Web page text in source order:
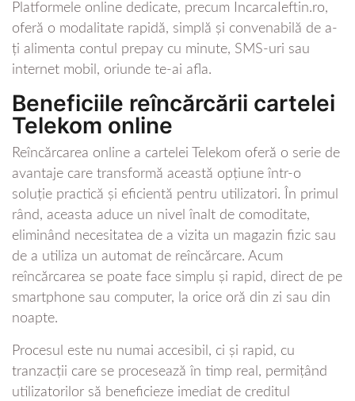
Platformele online dedicate, precum IncarcaIeftin.ro,
oferă o modalitate rapidă, simplă și convenabilă de a-
ți alimenta contul prepay cu minute, SMS-uri sau
internet mobil, oriunde te-ai afla.
Beneficiile reîncărcării cartelei
Telekom online
Reîncărcarea online a cartelei Telekom oferă o serie de
avantaje care transformă această opțiune într-o
soluție practică și eficientă pentru utilizatori. În primul
rând, aceasta aduce un nivel înalt de comoditate,
eliminând necesitatea de a vizita un magazin fizic sau
de a utiliza un automat de reîncărcare. Acum
reîncărcarea se poate face simplu și rapid, direct de pe
smartphone sau computer, la orice oră din zi sau din
noapte.
Procesul este nu numai accesibil, ci și rapid, cu
tranzacții care se procesează în timp real, permițând
utilizatorilor să beneficieze imediat de creditul